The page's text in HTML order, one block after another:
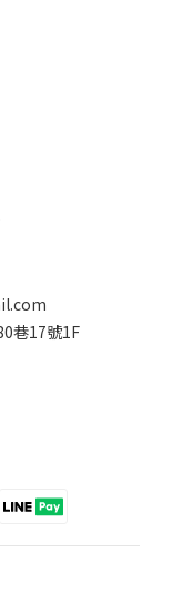
巷17號1F